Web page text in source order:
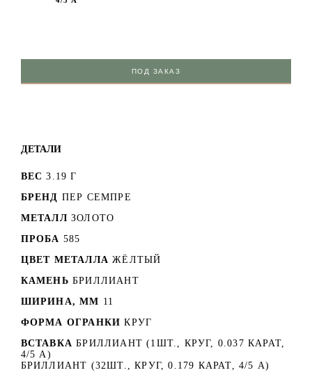
ПОД ЗАКАЗ
ДЕТАЛИ
ВЕС 3.19 Г
БРЕНД ПЕР СЕМПРЕ
МЕТАЛЛ ЗОЛОТО
ПРОБА 585
ЦВЕТ МЕТАЛЛА ЖЁЛТЫЙ
КАМЕНЬ БРИЛЛИАНТ
ШИРИНА, ММ 11
ФОРМА ОГРАНКИ КРУГ
ВСТАВКА БРИЛЛИАНТ (1ШТ., КРУГ, 0.037 КАРАТ,
4/5 А)
БРИЛЛИАНТ (32ШТ., КРУГ, 0.179 КАРАТ, 4/5 А)